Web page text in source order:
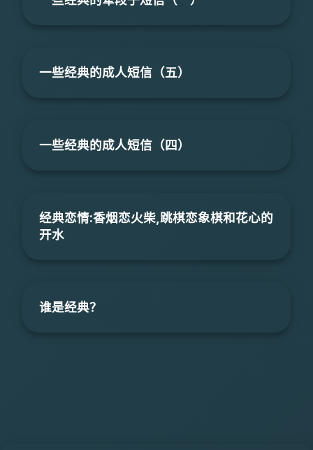
一些经典的成人短信（五）
一些经典的成人短信（四）
经典恋情:香烟恋火柴,跳棋恋象棋和花心的
开水
谁是经典？